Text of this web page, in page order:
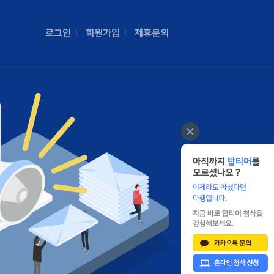
로그인 회원가입 제휴문의